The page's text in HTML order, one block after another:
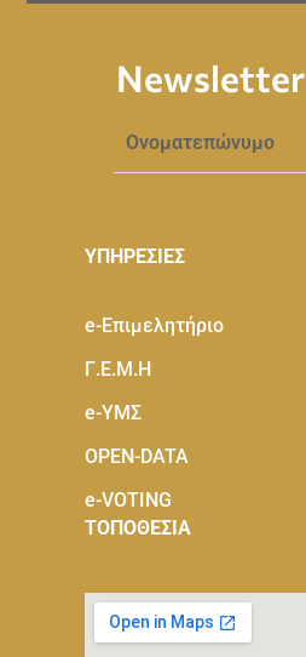
Newsletter
ΥΠΗΡΕΣΙΕΣ
e-Eπιμελητήριο
Γ.Ε.Μ.Η
e-ΥΜΣ
OPEN-DATA
e-VOTING
ΤΟΠΟΘΕΣΙΑ